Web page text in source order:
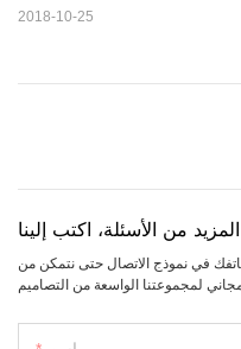
2018-10-25
من الأسئلة، اكتب إلينا
في نموذج الاتصال حتى نتمكن من